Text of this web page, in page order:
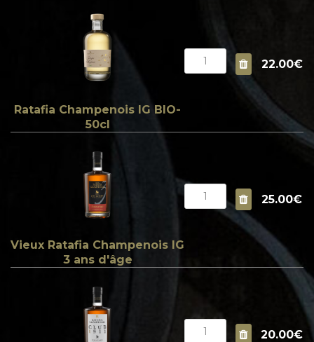
Ratafia Champenois IG BIO-
50cl
22.00€
Vieux Ratafia Champenois IG
3 ans d'âge
25.00€
20.00€